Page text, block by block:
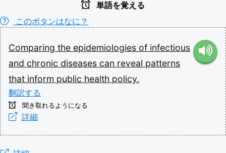
単語を覚える
このボタンはなに？
Comparing the epidemiologies of infectious
and chronic diseases can reveal patterns
that inform public health policy.
翻訳する
聞き取れるようになる
詳細